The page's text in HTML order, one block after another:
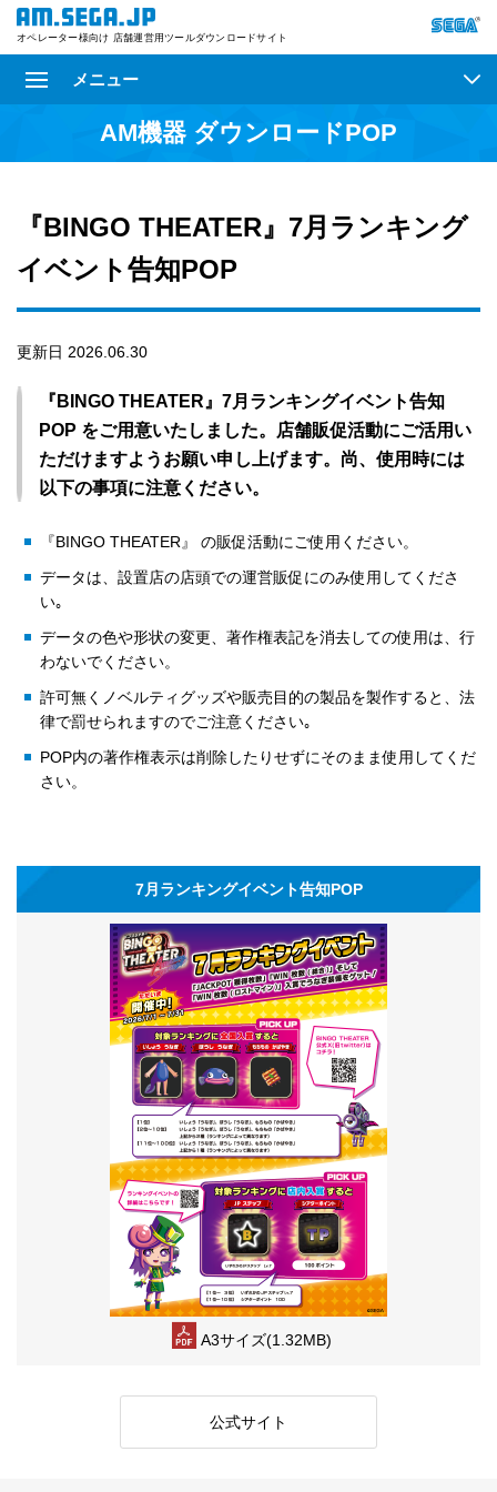
オペレーター様向け 店舗運営用ツールダウンロードサイト
メニュー
AM機器 ダウンロードPOP
『BINGO THEATER』7月ランキング
イベント告知POP
更新日 2026.06.30
『BINGO THEATER』7月ランキングイベント告知
POP をご用意いたしました。店舗販促活動にご活用い
ただけますようお願い申し上げます。尚、使用時には
以下の事項に注意ください。
『BINGO THEATER』 の販促活動にご使用ください。
データは、設置店の店頭での運営販促にのみ使用してくださ
い｡
データの色や形状の変更、著作権表記を消去しての使用は、行
わないでください。
許可無くノベルティグッズや販売目的の製品を製作すると、法
律で罰せられますのでご注意ください｡
POP内の著作権表示は削除したりせずにそのまま使用してくだ
さい。
7月ランキングイベント告知POP
A3サイズ(1.32MB)
公式サイト